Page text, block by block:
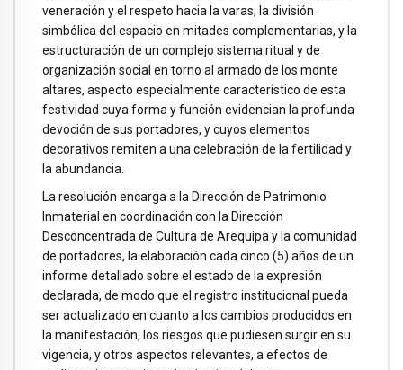
veneración y el respeto hacia la varas, la división
simbólica del espacio en mitades complementarias, y la
estructuración de un complejo sistema ritual y de
organización social en torno al armado de los monte
altares, aspecto especialmente característico de esta
festividad cuya forma y función evidencian la profunda
devoción de sus portadores, y cuyos elementos
decorativos remiten a una celebración de la fertilidad y
la abundancia.
La resolución encarga a la Dirección de Patrimonio
Inmaterial en coordinación con la Dirección
Desconcentrada de Cultura de Arequipa y la comunidad
de portadores, la elaboración cada cinco (5) años de un
informe detallado sobre el estado de la expresión
declarada, de modo que el registro institucional pueda
ser actualizado en cuanto a los cambios producidos en
la manifestación, los riesgos que pudiesen surgir en su
vigencia, y otros aspectos relevantes, a efectos de